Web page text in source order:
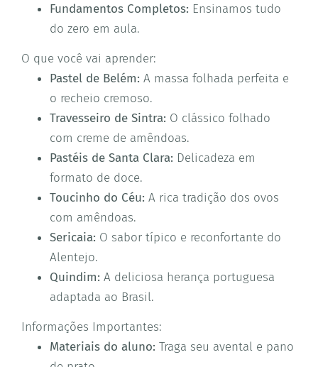
Fundamentos Completos: Ensinamos tudo
do zero em aula.
O que você vai aprender:
Pastel de Belém: A massa folhada perfeita e
o recheio cremoso.
Travesseiro de Sintra: O clássico folhado
com creme de amêndoas.
Pastéis de Santa Clara: Delicadeza em
formato de doce.
Toucinho do Céu: A rica tradição dos ovos
com amêndoas.
Sericaia: O sabor típico e reconfortante do
Alentejo.
Quindim: A deliciosa herança portuguesa
adaptada ao Brasil.
Informações Importantes:
Materiais do aluno: Traga seu avental e pano